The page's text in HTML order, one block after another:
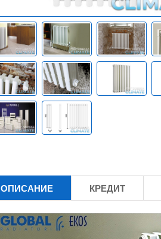
ОПИСАНИЕ КРЕДИТ